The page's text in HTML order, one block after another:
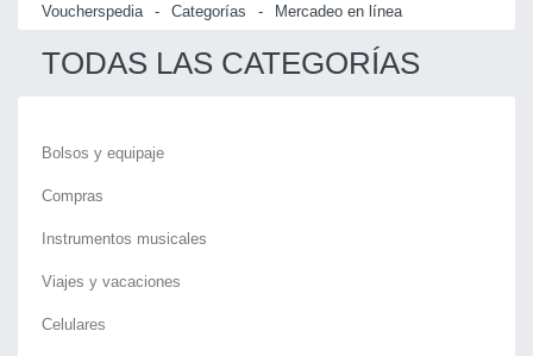
Voucherspedia - Categorías - Mercadeo en línea
TODAS LAS CATEGORÍAS
Bolsos y equipaje
Compras
Instrumentos musicales
Viajes y vacaciones
Celulares